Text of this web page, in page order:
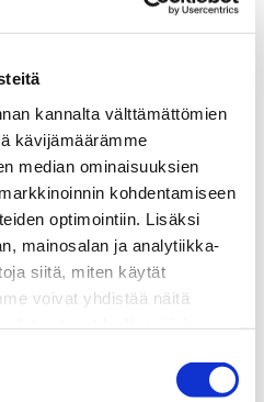
kannalta välttämättömien
kävijämäärämme
median ominaisuuksien
kohdentamiseen
optimointiin. Lisäksi
mainosalan ja analytiikka-
siitä, miten käytät
voivat yhdistää näitä